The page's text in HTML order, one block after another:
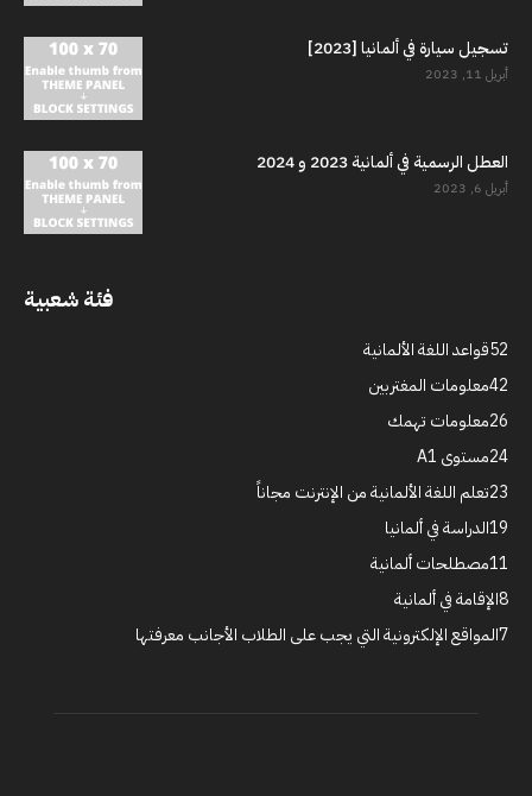
تسجيل سيارة في ألمانيا [2023]
أبريل 11, 2023
العطل الرسمية في ألمانية 2023 و 2024
أبريل 6, 2023
فئة شعبية
قواعد اللغة الألمانية52
معلومات المغتربين42
معلومات تهمك26
مستوى A124
تعلم اللغة الألمانية من الإنترنت مجاناً23
الدراسة في ألمانيا19
مصطلحات ألمانية11
الإقامة في ألمانية8
المواقع الإلكترونية التي يجب على الطلاب الأجانب معرفتها7